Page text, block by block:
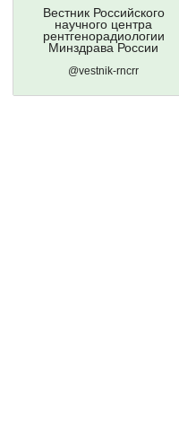
Вестник Российского
научного центра
рентгенорадиологии
Минздрава России
@vestnik-rncrr